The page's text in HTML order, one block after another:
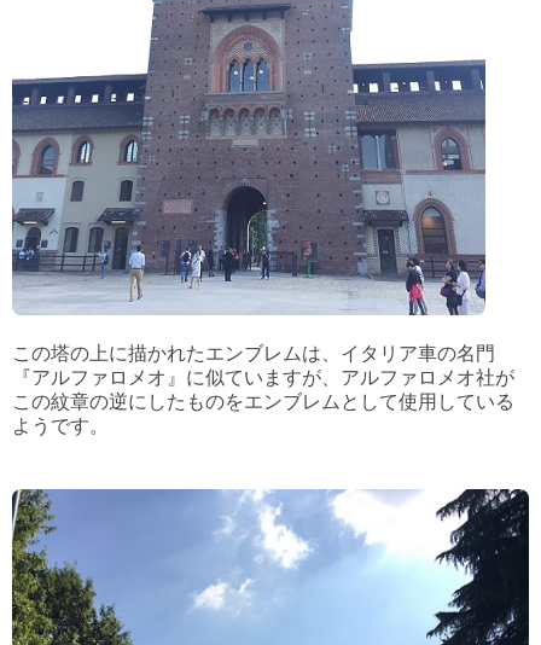
この塔の上に描かれたエンブレムは、イタリア車の名門
『アルファロメオ』に似ていますが、アルファロメオ社が
この紋章の逆にしたものをエンブレムとして使用している
ようです。